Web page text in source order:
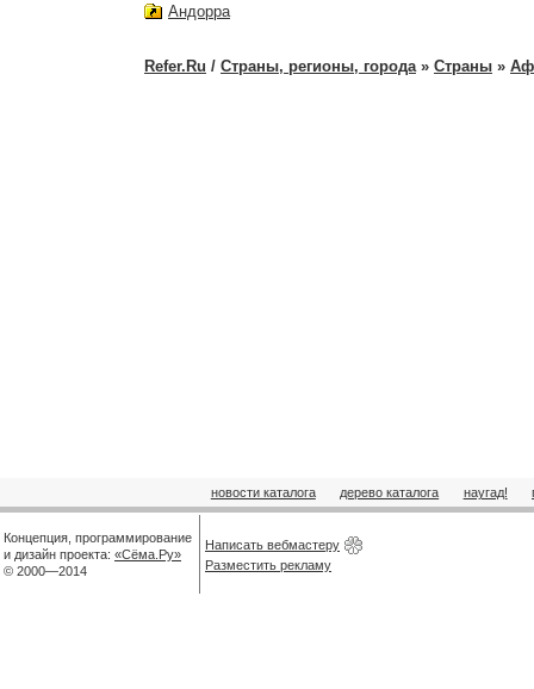
Андорра
Refer.Ru / Страны, регионы, города » Страны »
новости каталога дерево каталога наугад!
Концепция, программирование
и дизайн проекта: «Сёма.Ру»
© 2000—2014
Написать вебмастеру
Разместить рекламу